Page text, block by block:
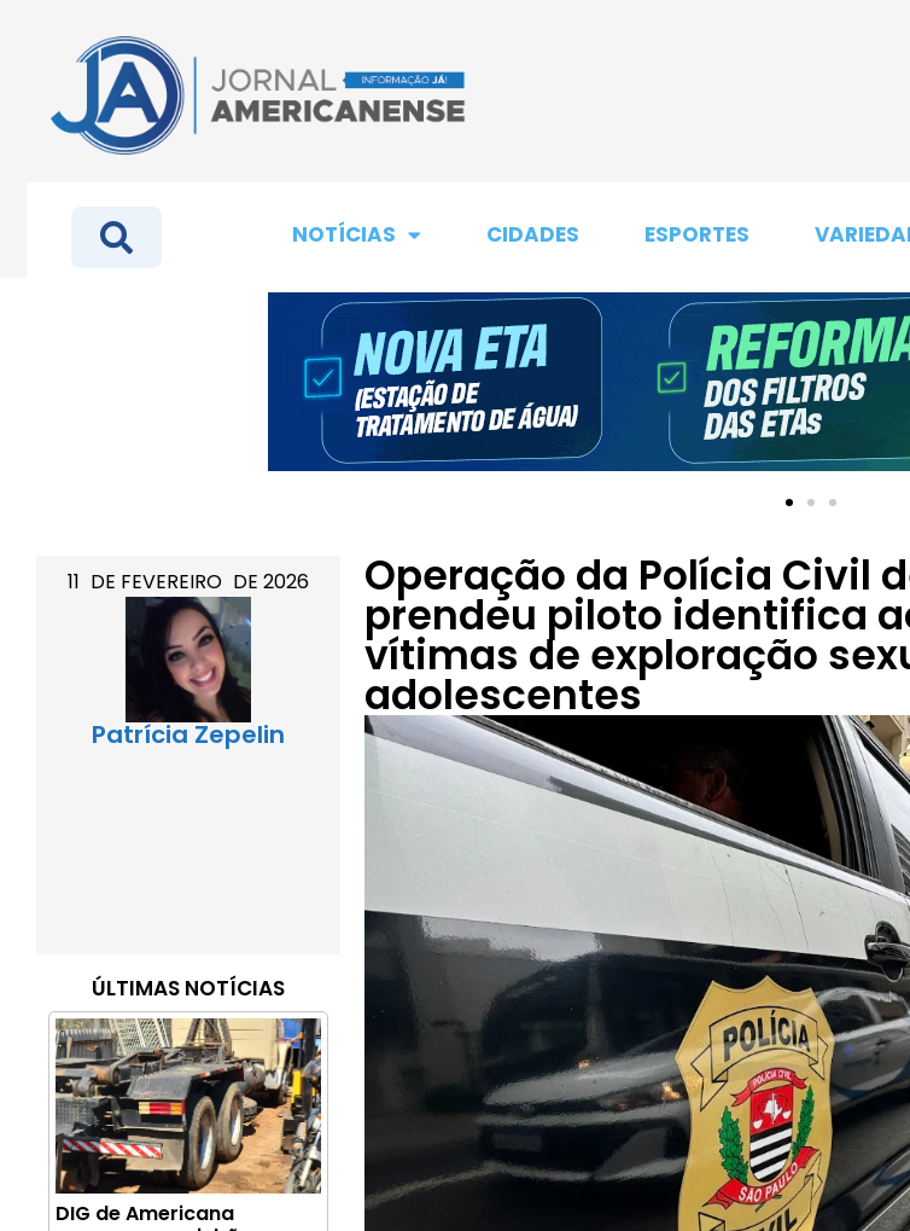
NOTÍCIAS CIDADES ESPORTES
11 DE FEVEREIRO DE 2026
Patrícia Zepelin
ÚLTIMAS NOTÍCIAS
DIG de Americana
Operação da Polícia Civil
prendeu piloto identifica
vítimas de exploração
adolescentes